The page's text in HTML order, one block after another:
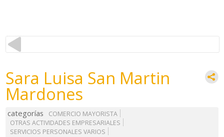
Sara Luisa San Martin
Mardones
categorías
COMERCIO MAYORISTA
OTRAS ACTIVIDADES EMPRESARIALES
SERVICIOS PERSONALES VARIOS